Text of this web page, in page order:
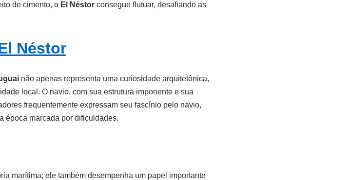
de cimento, o El Néstorconsegue flutuar, desafiando as
Néstor
não apenas representa uma curiosidade arquitetônica,
local. O navio, com sua estrutura imponente e sua
frequentemente expressam seu fascínio pelo navio,
época marcada por dificuldades.
marítima; ele também desempenha um papel importante